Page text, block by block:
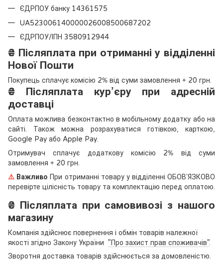
ЄДРПОУ банку 14361575
UA523006140000026008500687202
ЄДРПОУ/ІПН 3580912944
₴ Післяплата при отриманні у відділенні
Нової Пошти
Покупець сплачує комісію 2% від суми замовлення + 20 грн.
₴ Післяплата кур’єру при адресній
доставці
Оплата можлива безконтактно в мобільному додатку або на
сайті. Також можна розрахуватися готівкою, карткою,
Google Pay або Apple Pay.
Отримувач сплачує додаткову комісію 2% від суми
замовлення + 20 грн.
⚠️ Важливо При отриманні товару у відділенні ОБОВ’ЯЗКОВО
перевірте цілісність товару та комплектацію перед оплатою.
₴ Післяплата при самовивозі з нашого
магазину
Компанія здійснює повернення і обмін товарів належної
якості згідно Закону України "Про захист прав споживачів".
Зворотня доставка товарів здійснюється за домовленістю.